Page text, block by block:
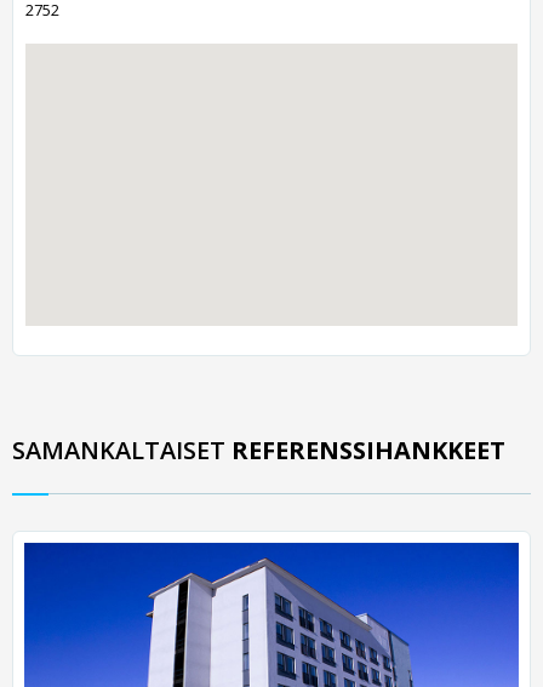
2752
SAMANKALTAISET REFERENSSIHANKKEET